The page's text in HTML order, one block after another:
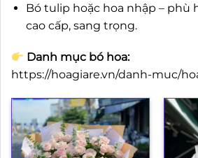
Bó tulip hoặc hoa nhập – phù
cao cấp, sang trọng.
Danh mục bó hoa:
https://hoagiare.vn/danh-muc/